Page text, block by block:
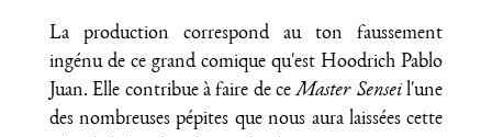
La production correspond au ton faussement
ingénu de ce grand comique qu'est Hoodrich Pablo
Juan. Elle contribue à faire de ceMaster Senseil'une
des nombreuses pépites que nous aura laissées cette